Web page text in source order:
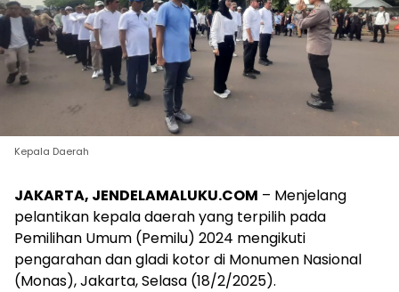
Kepala Daerah
JAKARTA, JENDELAMALUKU.COM – Menjelang
pelantikan kepala daerah yang terpilih pada
Pemilihan Umum (Pemilu) 2024 mengikuti
pengarahan dan gladi kotor di Monumen Nasional
(Monas), Jakarta, Selasa (18/2/2025).